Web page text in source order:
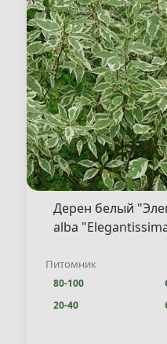
Дерен белый
alba
Питомник
80-100
20-40